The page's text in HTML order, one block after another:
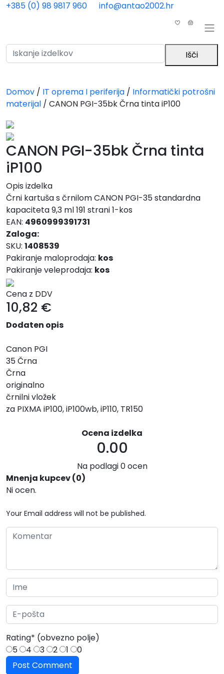
Skip to main content
+385 (0) 98 9817 960 info@antao2002.hr
Išči
Domov / IT oprema I periferija / Informatički potrošni
materijal / CANON PGI-35bk Črna tinta iP100
CANON PGI-35bk Črna tinta
iP100
Opis izdelka
Črni kartuša s črnilom CANON PGI-35 standardna
kapaciteta 9,3 ml 191 strani 1-kos
EAN: 4960999391731
Zaloga:
SKU: 1408539
Pakiranje maloprodaja: kos
Pakiranje veleprodaja: kos
Cena z DDV
10,82 €
Dodaten opis
Canon PGI
35 Črna
Črna
originalno
črnilni vložek
za PIXMA iP100, iP100wb, iP110, TR150
Mnenja kupcev (0)
Ni ocen.
Your Email address will not be published.
Rating* (obvezno polje)
5
4 3 2 1 0
Ocena izdelka
0.00
Na podlagi 0 ocen